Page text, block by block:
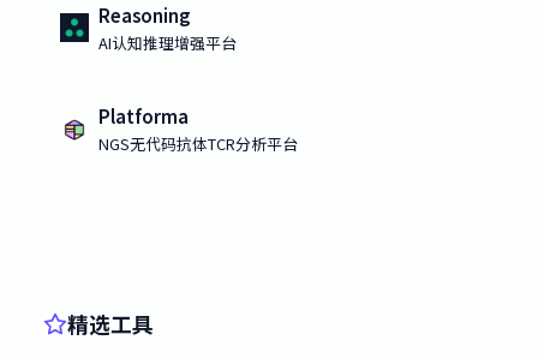
Reasoning
AI认知推理增强平台
Platforma
NGS无代码抗体TCR分析平台
精选工具